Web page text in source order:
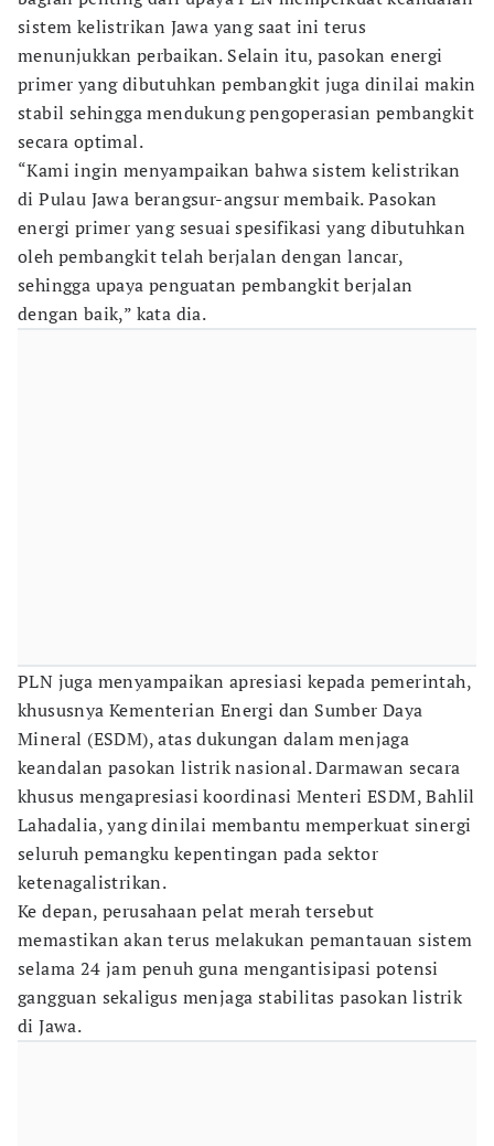
sistem kelistrikan Jawa yang saat ini terus
menunjukkan perbaikan. Selain itu, pasokan energi
primer yang dibutuhkan pembangkit juga dinilai makin
stabil sehingga mendukung pengoperasian pembangkit
secara optimal.
“Kami ingin menyampaikan bahwa sistem kelistrikan
di Pulau Jawa berangsur-angsur membaik. Pasokan
energi primer yang sesuai spesifikasi yang dibutuhkan
oleh pembangkit telah berjalan dengan lancar,
sehingga upaya penguatan pembangkit berjalan
dengan baik,” kata dia.
PLN juga menyampaikan apresiasi kepada pemerintah,
khususnya Kementerian Energi dan Sumber Daya
Mineral (ESDM), atas dukungan dalam menjaga
keandalan pasokan listrik nasional. Darmawan secara
khusus mengapresiasi koordinasi Menteri ESDM, Bahlil
Lahadalia, yang dinilai membantu memperkuat sinergi
seluruh pemangku kepentingan pada sektor
ketenagalistrikan.
Ke depan, perusahaan pelat merah tersebut
memastikan akan terus melakukan pemantauan sistem
selama 24 jam penuh guna mengantisipasi potensi
gangguan sekaligus menjaga stabilitas pasokan listrik
di Jawa.